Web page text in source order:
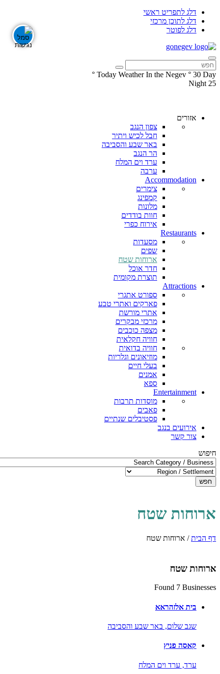
דלג לתפריט ראשי
דלג לתוכן מרכזי
דלג לפוטר
Today Weather In the Negev ° 30 Day
°
25
Night
Facebook
Instagramאזורים
צפון הנגב
חבל לכיש ויתיר
באר שבע והסביבה
הר הנגב
ערד וים המלח
ערבה
Accommodation
צימרים
קמפינג
מלונות
חוות בודדים
אירוח כפרי
Restaurants
מסעדות
שפים
ארוחות שטח
חדר אוכל
תוצרת מקומית
Attractions
ספורט אתגרי
פארקים ואתרי טבע
אתרי מורשת
מרכזי מבקרים
מצפה כוכבים
חוויה חקלאית
חוויה בדואית
מוזיאונים וגלריות
בעלי חיים
אמנים
ספא
Entertainment
מוסדות תרבות
פאבים
פסטיבלים שנתיים
אירועים בנגב
צור קשר
חיפוש
חפש
ארוחות שטח
דף הבית/ ארוחות שטח
ארוחות שטח
Found 7 Businesses
בית אלזהראא
שגב שלום, באר שבע והסביבה
קאסה פניץ
ערד, ערד וים המלח